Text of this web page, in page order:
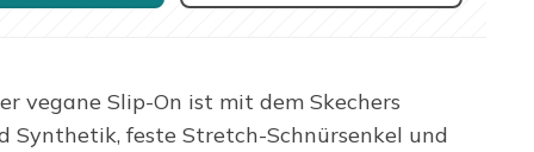
vegane Slip-On ist mit dem Skechers
feste Stretch-Schnürsenkel und